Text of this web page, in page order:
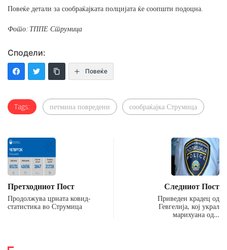
Повеќе детали за сообраќајката полцијата ќе соопшти подоцна.
Фото: ТППЕ Струмица
Сподели:
Повеќе
Tags: петмина повредени сообраќајка Струмица
Претходниот Пост
Продолжува црната ковид-
статистика во Струмица
Следниот Пост
Приведен крадец од
Гевгелија, кој украл
марихуана од…